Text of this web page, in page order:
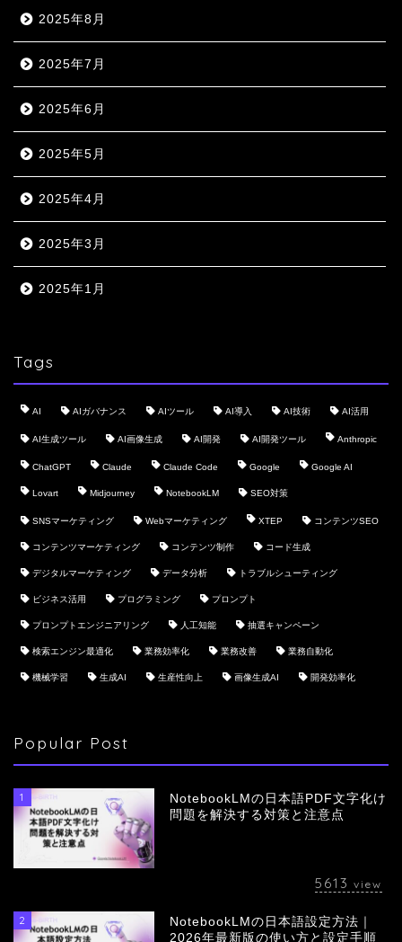
2025年8月
2025年7月
2025年6月
2025年5月
2025年4月
2025年3月
2025年1月
Tags
AI AIガバナンス AIツール AI導入 AI技術 AI活用
AI生成ツール AI画像生成 AI開発 AI開発ツール Anthropic
ChatGPT Claude Claude Code Google Google AI
Lovart Midjourney NotebookLM SEO対策
SNSマーケティング Webマーケティング XTEP コンテンツSEO
コンテンツマーケティング コンテンツ制作 コード生成
デジタルマーケティング データ分析 トラブルシューティング
ビジネス活用 プログラミング プロンプト
プロンプトエンジニアリング 人工知能 抽選キャンペーン
検索エンジン最適化 業務効率化 業務改善 業務自動化
機械学習 生成AI 生産性向上 画像生成AI 開発効率化
Popular Post
1
NotebookLMの日本語PDF文字化け
問題を解決する対策と注意点
5613 view
2
NotebookLMの日本語設定方法｜
2026年最新版の使い方と設定手順
会社概要